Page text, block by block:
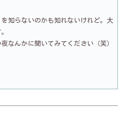
知らないのかも知れないけれど。大
なんかに聞いてみてください（笑）